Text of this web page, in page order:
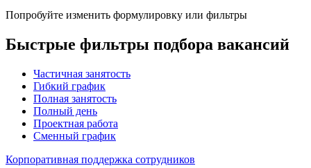
Попробуйте изменить формулировку или фильтры
Быстрые фильтры подбора вакансий
Частичная занятость
Гибкий график
Полная занятость
Полный день
Проектная работа
Сменный график
Корпоративная поддержка сотрудников